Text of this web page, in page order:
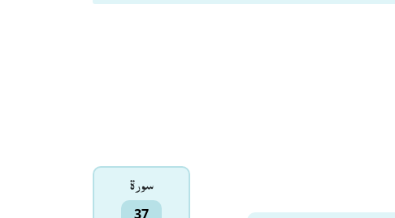
سورۃ
37